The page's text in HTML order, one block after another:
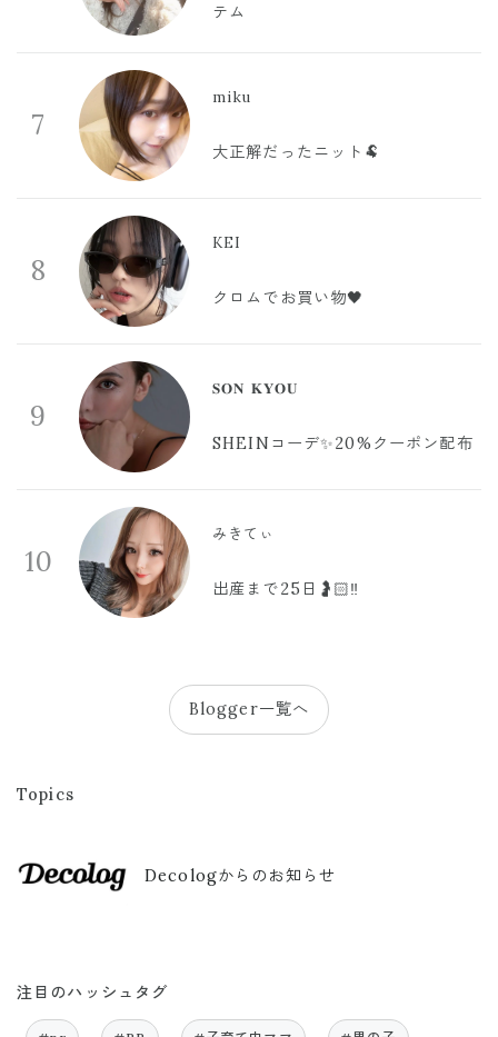
テム
7
miku
大正解だったニット🐏
8
KEI
クロムでお買い物🖤
9
𝐒𝐎𝐍 𝐊𝐘𝐎𝐔
SHEINコーデ✨20%クーポン配布
10
みきてぃ
出産まで25日🤰🏻‼️
Blogger一覧へ
Topics
Decologからのお知らせ
注目のハッシュタグ